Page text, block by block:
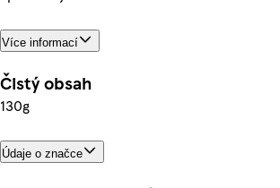
Více informací
Čistý obsah
130g
Údaje o značce